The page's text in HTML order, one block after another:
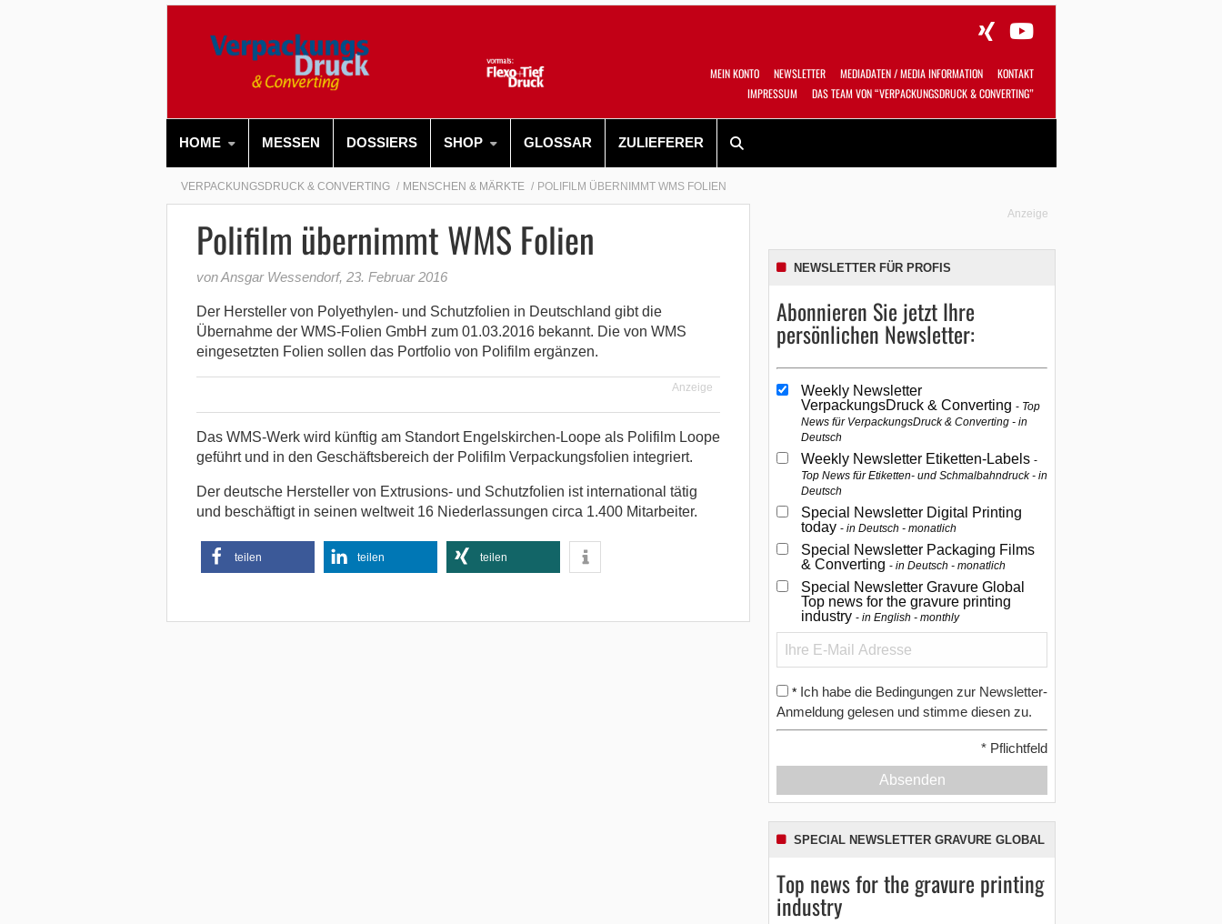
MEIN KONTO NEWSLETTER MEDIADATEN / MEDIA INFORMATION
KONTAKT
IMPRESSUM
DAS TEAM VON “VERPACKUNGSDRUCK & CONVERTING”
HOME MESSEN DOSSIERS SHOP GLOSSAR ZULIEFERER
VERPACKUNGSDRUCK & CONVERTING MENSCHEN & MÄRKTE POLIFILM ÜBERNIMMT WMS FOLIEN
Polifilm übernimmt WMS Folien
von Ansgar Wessendorf, 23. Februar 2016
Der Hersteller von Polyethylen- und Schutzfolien in Deutschland gibt die
Übernahme der WMS-Folien GmbH zum 01.03.2016 bekannt. Die von WMS
eingesetzten Folien sollen das Portfolio von Polifilm ergänzen.
Anzeige
Das WMS-Werk wird künftig am Standort Engelskirchen-Loope als Polifilm Loope
geführt und in den Geschäftsbereich der Polifilm Verpackungsfolien integriert.
Der deutsche Hersteller von Extrusions- und Schutzfolien ist international tätig
und beschäftigt in seinen weltweit 16 Niederlassungen circa 1.400 Mitarbeiter.
teilen teilen teilen
Anzeige
NEWSLETTER FÜR PROFIS
Abonnieren Sie jetzt Ihre
persönlichen Newsletter:
Weekly Newsletter
VerpackungsDruck & Converting Top
News für VerpackungsDruck & Converting - in
Deutsch
Weekly Newsletter Etiketten-Labels
Top News für Etiketten- und Schmalbahndruck - in
Deutsch
Special Newsletter Digital Printing
today in Deutsch - monatlich
Special Newsletter Packaging Films
& Converting in Deutsch - monatlich
Special Newsletter Gravure Global
Top news for the gravure printing
industry in English - monthly
* Ich habe die Bedingungen zur Newsletter-
Anmeldung gelesen und stimme diesen zu.
* Pflichtfeld
Absenden
SPECIAL NEWSLETTER GRAVURE GLOBAL
Top news for the gravure printing
industry